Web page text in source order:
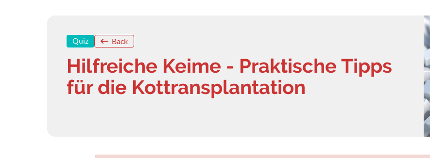
Quiz Back
Hilfreiche Keime - Praktische Tipps
für die Kottransplantation